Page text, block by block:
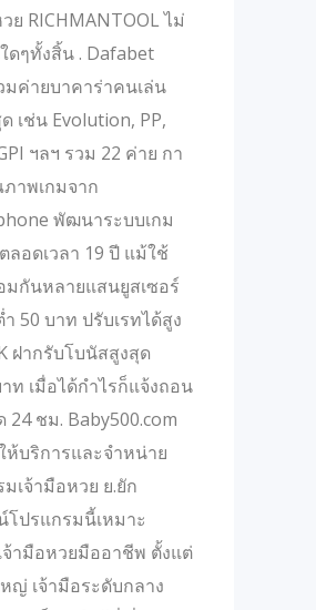
ย RICHMANTOOL ไม่
ดๆทั้งสิ้น . Dafabet
มค่ายบาคาร่าคนเล่น
เช่น Evolution, PP,
ฯลฯ รวม 22 ค่าย กา
าพเกมจาก
พัฒนาระบบเกม
ลอดเวลา 19 ปี แม้ใช้
มกันหลายแสนยูสเซอร์
50 บาท ปรับเรทได้สูง
ฝากรับโบนัสสูงสุด
ท เมื่อได้กำไรก็แจ้งถอน
24 ชม. Baby500.com
ห้บริการและจำหน่าย
เจ้ามือหวย ย.ยัก
โปรแกรมนี้เหมาะ
จ้ามือหวยมืออาชีพ ตั้งแต่
ญ่ เจ้ามือระดับกลาง